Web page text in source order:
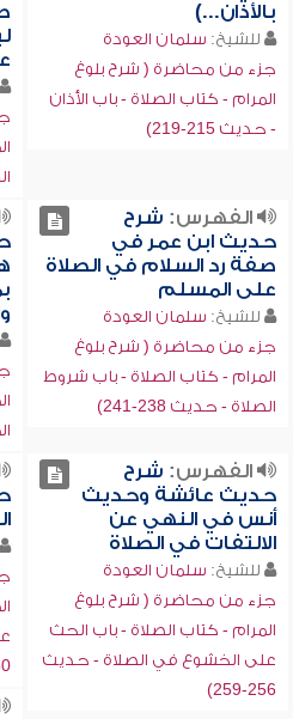
بالأذان...)
للشيخ: سلمان العودة
جزء من محاضرة ( شرح بلوغ
المرام - كتاب الصلاة - باب الأذان
- حديث 215-219)
الفهرس: شرح
حديث ابن عمر في
صفة رد السلام في الصلاة
على المسلم
للشيخ: سلمان العودة
جزء من محاضرة ( شرح بلوغ
المرام - كتاب الصلاة - باب شروط
الصلاة - حديث 238-241)
الفهرس: شرح
حديث عائشة وحديث
أنس في النهي عن
الالتفات في الصلاة
للشيخ: سلمان العودة
جزء من محاضرة ( شرح بلوغ
المرام - كتاب الصلاة - باب الحث
على الخشوع في الصلاة - حديث
256-259)